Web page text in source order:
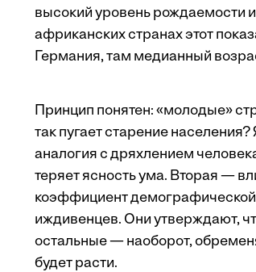
высокий уровень рождаемости
африканских странах этот
Германия, там медианный
Принцип понятен: «молодые»
так пугает старение
аналогия с дряхлением
теряет ясность ума. Вторая —
коэффициент демографической
иждивенцев. Они утверждают,
остальные — наоборот,
будет расти.